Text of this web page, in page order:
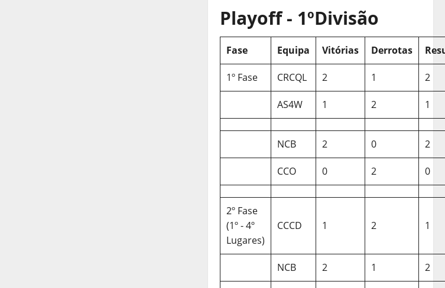
Playoff - 1ºDivisão
Fase Equipa Vitórias Derrotas
1º Fase CRCQL 2 1 2
AS4W 1 2 1
NCB 2 0 2
CCO 0 2 0
2º Fase
(1º - 4º
Lugares)
CCCD 1 2 1
NCB 2 1 2